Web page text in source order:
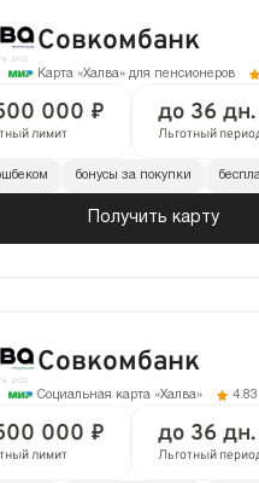
Совкомбанк
Карта «Халва» для пенсионеров
000 ₽
лимит
до 36 дн.
Льготный
Получить карту
бонусы за покупки
Совкомбанк
Социальная карта «Халва» 4.83
000 ₽
лимит
до 36 дн.
Льготный